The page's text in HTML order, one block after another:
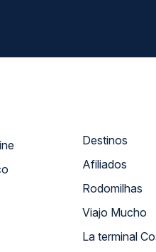
Online
Destinos
Afiliados
Rodomilhas
Viajo Mucho